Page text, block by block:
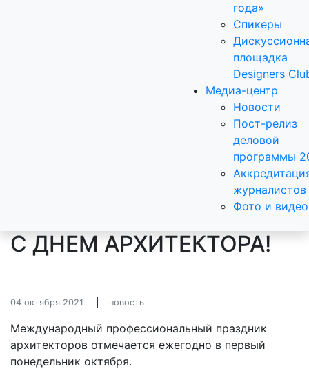
года»
Спикеры
площадка
Designers
Медиа-центр
Новости
Пост-релиз
деловой
программы
журналистов
Фото и видео
С ДНЕМ АРХИТЕКТОРА!
04 октября 2021 новость
Международный профессиональный праздник
архитекторов отмечается ежегодно в первый
понедельник октября.